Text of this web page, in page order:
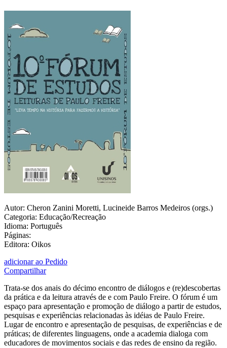
Autor: Cheron Zanini Moretti, Lucineide Barros Medeiros (orgs.)
Categoria: Educação/Recreação
Idioma: Português
Páginas:
Editora: Oikos
adicionar ao Pedido
Compartilhar
Trata-se dos anais do décimo encontro de diálogos e (re)descobertas
da prática e da leitura através de e com Paulo Freire. O fórum é um
espaço para apresentação e promoção de diálogo a partir de estudos,
pesquisas e experiências relacionadas às idéias de Paulo Freire.
Lugar de encontro e apresentação de pesquisas, de experiências e de
práticas; de diferentes linguagens, onde a academia dialoga com
educadores de movimentos sociais e das redes de ensino da região.